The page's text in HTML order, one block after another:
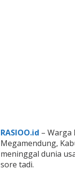
g
a
T
e
RASIOO.id – Warga
Megamendung,
meninggal dunia
sore tadi.